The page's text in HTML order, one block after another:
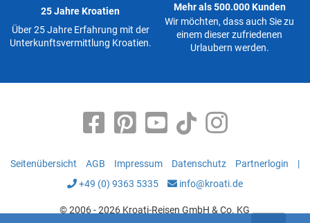
25 Jahre Kroatien
Über 25 Jahre Erfahrung mit der
Unterkunftsvermittlung Kroatien.
Mehr als 500.000 Kunden
Wir möchten, dass auch Sie zu
einem dieser zufriedenen
Urlaubern werden.
Seitenübersicht AGB Impressum Datenschutz Partnerlogin
|
+49 (0) 9363 5335
info@kroati.de
© 2006 - 2026 Kroati-Reisen GmbH & Co. KG